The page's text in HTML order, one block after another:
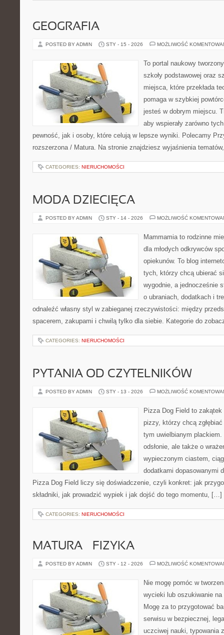
GEOGRAFIA
POSTED BY ADMIN STY - 15 - 2026 MOŻLIWOŚĆ
To portal naukowy
szkoły podstawowej oraz
miejsca, które przekłada
pomaga w szybkiej
jesteś w dobrym miejscu.
aby wspierały zarówno
pewność, jak i osoby, które celują w lepsze wyniki. Polecamy
rozszerzona / Matura. Na stronie znajdziesz wyjaśnienia
CATEGORIES: NIERUCHOMOŚCI
MODA DZIECIĘCA
POSTED BY ADMIN STY - 14 - 2026 MOŻLIWOŚĆ
Mammamia to rodzinne
dla młodych odkrywców
opiekunów. To blog
tych, którzy chcą ubierać
wygodnie, a jednocześnie
o ubraniach, dodatkach i
odnaleźć własny styl w zabieganej rzeczywistości: między
spacerem, zakupami i chwilą tylko dla siebie. Kategorie do
CATEGORIES: NIERUCHOMOŚCI
PYTANIA OD CZYTELNIKÓW
POSTED BY ADMIN STY - 13 - 2026 MOŻLIWOŚĆ
Pizza Dog Field to zakątek
pizzy, którzy chcą
tym uwielbianym
odsłonie, ale także o
wypieczonym ciastem,
dodatkami dopasowanymi
Pizza Dog Field liczy się doświadczenie, czyli konkret: jak
składniki, jak prowadzić wypiek i jak dojść do tego momentu, […]
CATEGORIES: NIERUCHOMOŚCI
MATURA – FIZYKA
POSTED BY ADMIN STY - 12 - 2026 MOŻLIWOŚĆ
Nie mogę pomóc w
wycieki lub oszukiwanie
Mogę za to przygotować
serwisu w bezpiecznej,
uczciwej nauki, typowania